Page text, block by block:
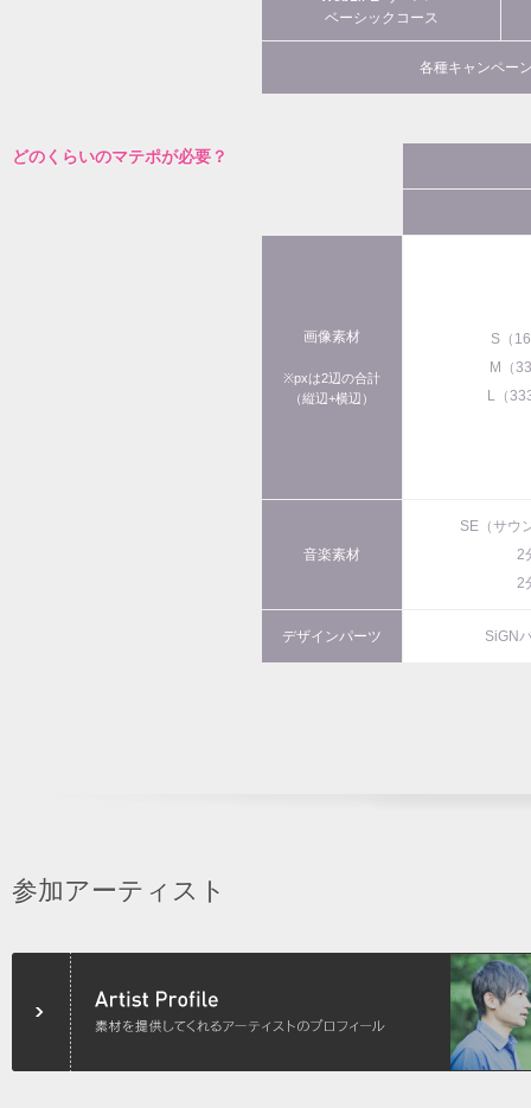
ベーシックコース
各種キャンペー
どのくらいのマテポが必要？
画像素材
※pxは2辺の合計
（縦辺+横辺）
S（
M（
L（
音楽素材
SE（サウ
2
2
デザインパーツ SiGN
参加アーティスト